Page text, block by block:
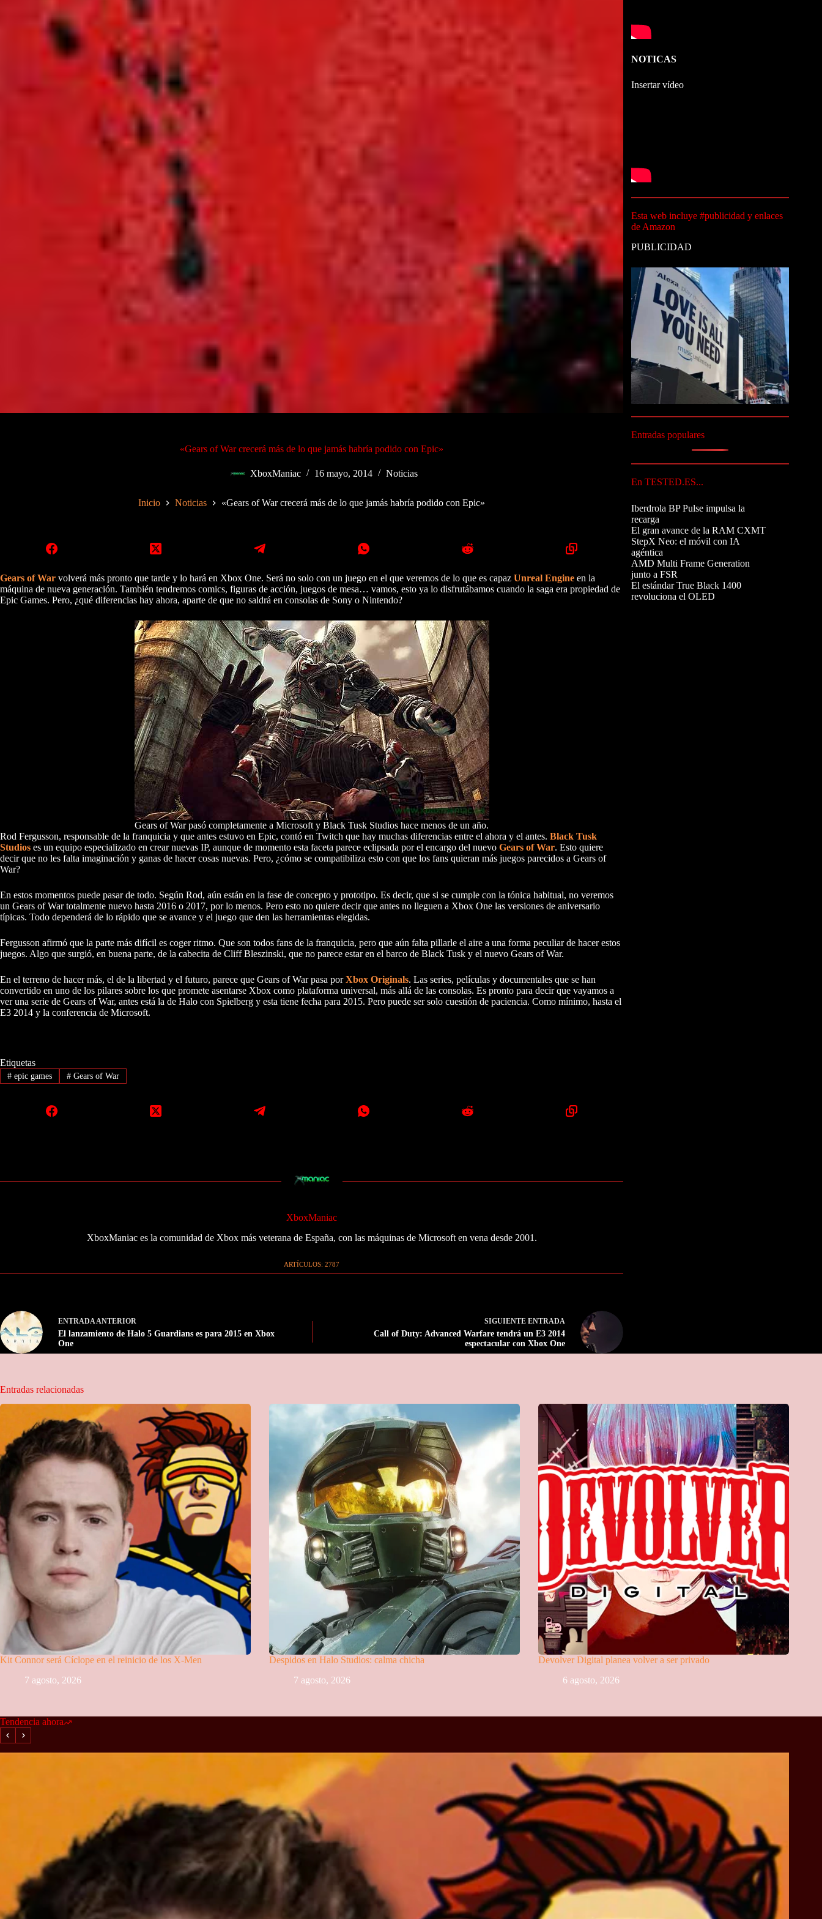
«Gears of War crecerá más de lo que jamás habría podido con Epic»
XboxManiac 16 mayo, 2014 Noticias
Inicio Noticias «Gears of War crecerá más de lo que jamás habría podido con Epic»
Gears of War volverá más pronto que tarde y lo hará en Xbox One. Será no solo con un juego en el que veremos de lo que es capaz Unreal Engine en la
máquina de nueva generación. También tendremos comics, figuras de acción, juegos de mesa… vamos, esto ya lo disfrutábamos cuando la saga era propiedad de
Epic Games. Pero, ¿qué diferencias hay ahora, aparte de que no saldrá en consolas de Sony o Nintendo?
Gears of War pasó completamente a Microsoft y Black Tusk Studios hace menos de un año.
Rod Fergusson, responsable de la franquicia y que antes estuvo en Epic, contó en Twitch que hay muchas diferencias entre el ahora y el antes. Black Tusk
Studios es un equipo especializado en crear nuevas IP, aunque de momento esta faceta parece eclipsada por el encargo del nuevo Gears of War. Esto quiere
decir que no les falta imaginación y ganas de hacer cosas nuevas. Pero, ¿cómo se compatibiliza esto con que los fans quieran más juegos parecidos a Gears of
War?
En estos momentos puede pasar de todo. Según Rod, aún están en la fase de concepto y prototipo. Es decir, que si se cumple con la tónica habitual, no veremos
un Gears of War totalmente nuevo hasta 2016 o 2017, por lo menos. Pero esto no quiere decir que antes no lleguen a Xbox One las versiones de aniversario
típicas. Todo dependerá de lo rápido que se avance y el juego que den las herramientas elegidas.
Fergusson afirmó que la parte más difícil es coger ritmo. Que son todos fans de la franquicia, pero que aún falta pillarle el aire a una forma peculiar de hacer estos
juegos. Algo que surgió, en buena parte, de la cabecita de Cliff Bleszinski, que no parece estar en el barco de Black Tusk y el nuevo Gears of War.
En el terreno de hacer más, el de la libertad y el futuro, parece que Gears of War pasa porXbox Originals. Las series, películas y documentales que se han
convertido en uno de los pilares sobre los que promete asentarse Xbox como plataforma universal, más allá de las consolas. Es pronto para decir que vayamos a
ver una serie de Gears of War, antes está la de Halo con Spielberg y esta tiene fecha para 2015. Pero puede ser solo cuestión de paciencia. Como mínimo, hasta el
E3 2014 y la conferencia de Microsoft.
Etiquetas
#epic games #Gears of War
XboxManiac
XboxManiac es la comunidad de Xbox más veterana de España, con las máquinas de Microsoft en vena desde 2001.
ARTÍCULOS: 2787
ENTRADAANTERIOR
El lanzamiento de Halo 5 Guardians es para 2015 en Xbox
One
SIGUIENTEENTRADA
Call of Duty: Advanced Warfare tendrá un E3 2014
espectacular con Xbox One
NOTICAS
Insertar vídeo
Esta web incluye #publicidad y enlaces
de Amazon
PUBLICIDAD
Entradas populares
En TESTED.ES...
Iberdrola BP Pulse impulsa la
recarga
El gran avance de la RAM CXMT
StepX Neo: el móvil con IA
agéntica
AMD Multi Frame Generation
junto a FSR
El estándar True Black 1400
revoluciona el OLED
Entradas relacionadas
Kit Connor será Cíclope en el reinicio de los X-Men
7 agosto, 2026
Despidos en Halo Studios: calma chicha
7 agosto, 2026
Devolver Digital planea volver a ser privado
6 agosto, 2026
Tendencia ahora